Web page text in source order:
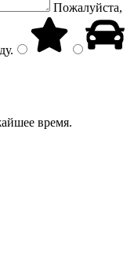
Пожалуйста,
.
время.